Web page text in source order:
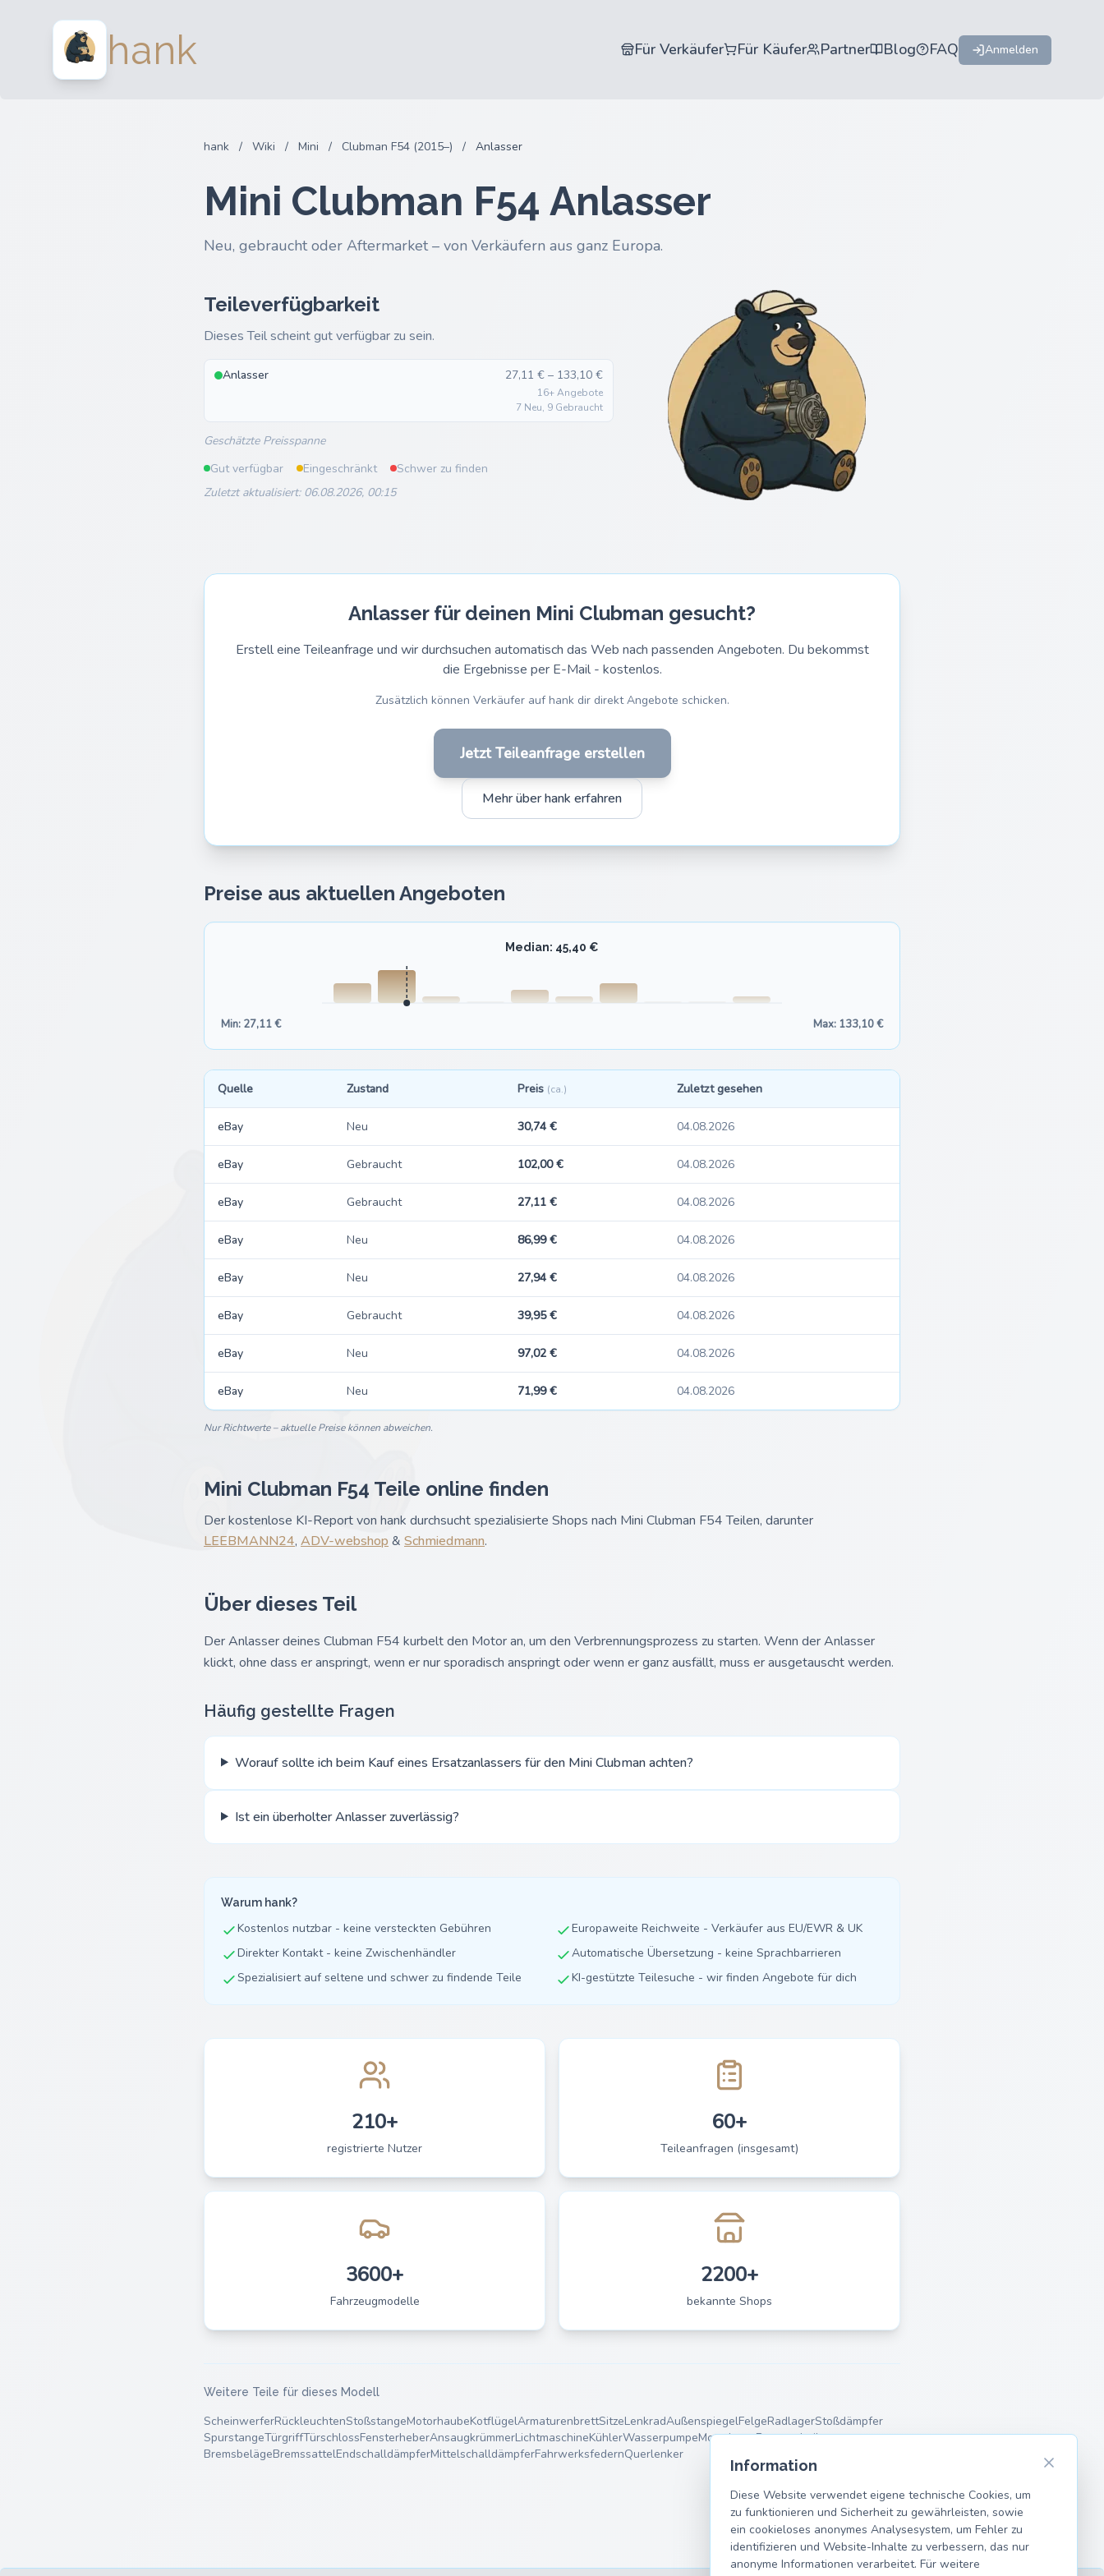
hank Für Verkäufer Für Käufer Partner Blog FAQ Anmelden
hank / Wiki / Mini / Clubman F54 (2015–) / Anlasser
Mini Clubman F54 Anlasser
Neu, gebraucht oder Aftermarket – von Verkäufern aus ganz Europa.
Teileverfügbarkeit
Dieses Teil scheint gut verfügbar zu sein.
Anlasser 27,11 € – 133,10 €
16+ Angebote
7 Neu, 9 Gebraucht
Geschätzte Preisspanne
Gut verfügbar
Eingeschränkt
Schwer zu finden
Zuletzt aktualisiert: 06.08.2026, 00:15
Anlasser für deinen Mini Clubman gesucht?
Erstell eine Teileanfrage und wir durchsuchen automatisch das Web nach passenden Angeboten. Du bekommst
die Ergebnisse per E-Mail - kostenlos.
Zusätzlich können Verkäufer auf hank dir direkt Angebote schicken.
Jetzt Teileanfrage erstellen
Mehr über hank erfahren
Preise aus aktuellen Angeboten
Median: 45,40 €
Min: 27,11 € Max: 133,10 €
Quelle Zustand Preis (ca.) Zuletzt gesehen
eBay Neu 30,74 € 04.08.2026
eBay Gebraucht 102,00 € 04.08.2026
eBay Gebraucht 27,11 € 04.08.2026
eBay Neu 86,99 € 04.08.2026
eBay Neu 27,94 € 04.08.2026
eBay Gebraucht 39,95 € 04.08.2026
eBay Neu 97,02 € 04.08.2026
eBay Neu 71,99 € 04.08.2026
Nur Richtwerte – aktuelle Preise können abweichen.
Mini Clubman F54 Teile online finden
Der kostenlose KI-Report von hank durchsucht spezialisierte Shops nach Mini Clubman F54 Teilen, darunter
LEEBMANN24, ADV-webshop & Schmiedmann.
Über dieses Teil
Der Anlasser deines Clubman F54 kurbelt den Motor an, um den Verbrennungsprozess zu starten. Wenn der Anlasser
klickt, ohne dass er anspringt, wenn er nur sporadisch anspringt oder wenn er ganz ausfällt, muss er ausgetauscht werden.
Häufig gestellte Fragen
Worauf sollte ich beim Kauf eines Ersatzanlassers für den Mini Clubman achten?
Ist ein überholter Anlasser zuverlässig?
Warum hank?
Kostenlos nutzbar - keine versteckten Gebühren
Europaweite Reichweite - Verkäufer aus EU/EWR & UK
Direkter Kontakt - keine Zwischenhändler
Automatische Übersetzung - keine Sprachbarrieren
Spezialisiert auf seltene und schwer zu findende Teile
KI-gestützte Teilesuche - wir finden Angebote für dich
210+
registrierte Nutzer
60+
Teileanfragen (insgesamt)
3600+
Fahrzeugmodelle
2200+
bekannte Shops
Weitere Teile für dieses Modell
ScheinwerferRückleuchtenStoßstangeMotorhaubeKotflügelArmaturenbrettSitzeLenkradAußenspiegelFelgeRadlagerStoßdämpfer
SpurstangeTürgriffTürschlossFensterheberAnsaugkrümmerLichtmaschineKühlerWasserpumpeMotorlagerBremsscheiben
BremsbelägeBremssattelEndschalldämpferMittelschalldämpferFahrwerksfedernQuerlenker
Information
Diese Website verwendet eigene technische Cookies, um
zu funktionieren und Sicherheit zu gewährleisten, sowie
ein cookieloses anonymes Analysesystem, um Fehler zu
identifizieren und Website-Inhalte zu verbessern, das nur
anonyme Informationen verarbeitet. Für weitere